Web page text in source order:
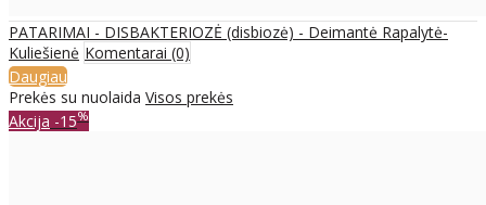
PATARIMAI - DISBAKTERIOZĖ (disbiozė) - Deimantė Rapalytė-
Kuliešienė Komentarai (0)
Daugiau
Prekės su nuolaida Visos prekės
Akcija -15%